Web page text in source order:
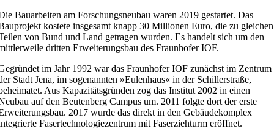
Bauarbeiten am Forschungsneubau waren 2019 gestartet. Das
kostete insgesamt knapp 30 Millionen Euro, die zu gleichen
von Bund und Land getragen wurden. Es handelt sich um den
dritten Erweiterungsbau des Fraunhofer IOF.
im Jahr 1992 war das Fraunhofer IOF zunächst im Zentrum
Stadt Jena, im sogenannten »Eulenhaus« in der Schillerstraße,
Aus Kapazitätsgründen zog das Institut 2002 in einen
auf den Beutenberg Campus um. 2011 folgte dort der erste
2017 wurde das direkt in den Gebäudekomplex
Fasertechnologiezentrum mit Faserziehturm eröffnet.